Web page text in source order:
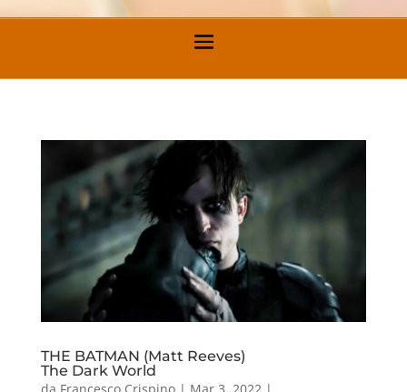
THE BATMAN (Matt Reeves)
The Dark World